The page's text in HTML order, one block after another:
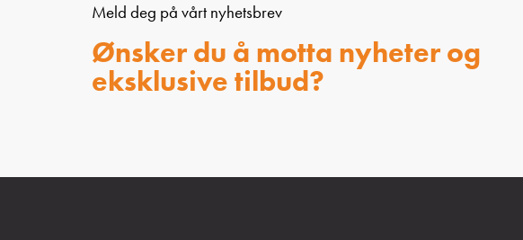
Meld deg på vårt nyhetsbrev
Ønsker du å motta nyheter og
eksklusive tilbud?